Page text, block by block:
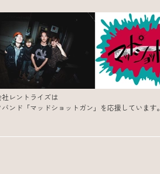
レントライズは
バンド「マッドショットガン」を応援しています。